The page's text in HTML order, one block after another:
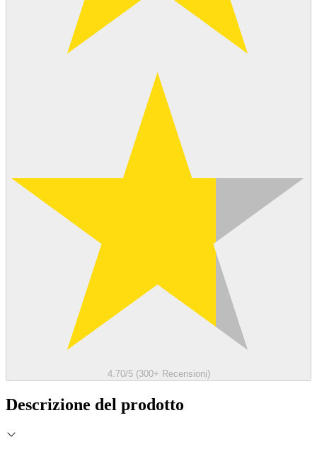
4.70/5 (300+ Recensioni)
Descrizione del prodotto